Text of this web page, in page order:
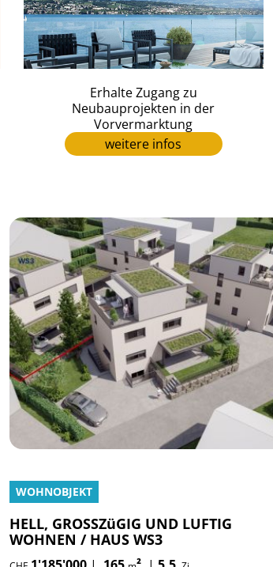
Erhalte Zugang zu
Neubauprojekten in der
Vorvermarktung
weitere infos
WOHNOBJEKT
HELL, GROSSZüGIG UND LUFTIG
WOHNEN / HAUS WS3